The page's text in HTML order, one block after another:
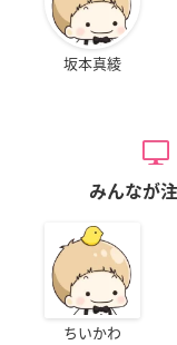
坂本真綾
みんなが
ちいかわ